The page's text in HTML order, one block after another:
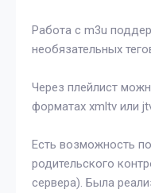
Работа с m3u
необязательных
Через плейлист
форматах xmltv или
Есть возможность
родительского
сервера). Была